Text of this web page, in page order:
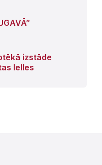
izstāde
lelles